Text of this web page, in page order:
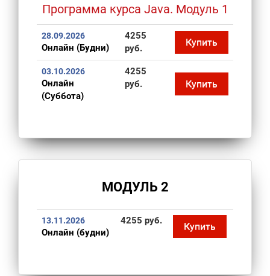
Программа курса Java. Модуль 1
28.09.2026
Онлайн (Будни)
4255
руб.
Купить
03.10.2026
Онлайн
(Суббота)
4255
руб.
Купить
МОДУЛЬ 2
13.11.2026
Онлайн (будни)
4255 руб. Купить